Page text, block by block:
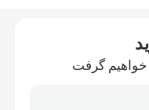
خواهیم گرفت